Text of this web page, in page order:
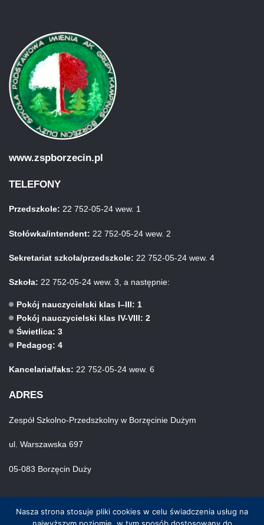
www.zspborzecin.pl
TELEFONY
Przedszkole: 22 752-05-24 wew. 1
Stołówka/intendent: 22 752-05-24 wew. 2
Sekretariat szkoła/przedszkole: 22 752-05-24 wew. 4
Szkoła: 22 752-05-24 wew. 3, a następnie:
Pokój nauczycielski klas I–III: 1
Pokój nauczycielski klas IV-VIII: 2
Świetlica: 3
Pedagog: 4
Kancelaria/faks: 22 752-05-24 wew. 6
ADRES
Zespół Szkolno-Przedszkolny w Borzęcinie Dużym
ul. Warszawska 697
05-083 Borzęcin Duży
Nasza strona stosuje pliki cookies w celu świadczenia usług na